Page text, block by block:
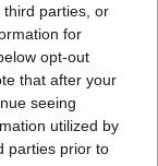
third parties, or
for
opt-out
that after your
seeing
utilized by
parties prior to
costo della vita,
dei dati Istat
a +2,2%, pur
Rimini, si
equivalente, per
2024. Al secondo